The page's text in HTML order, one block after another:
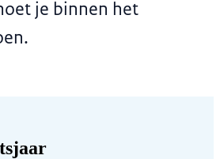
je binnen het